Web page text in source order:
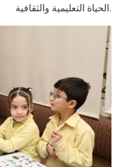
الحياة التعليمية والثقافية.